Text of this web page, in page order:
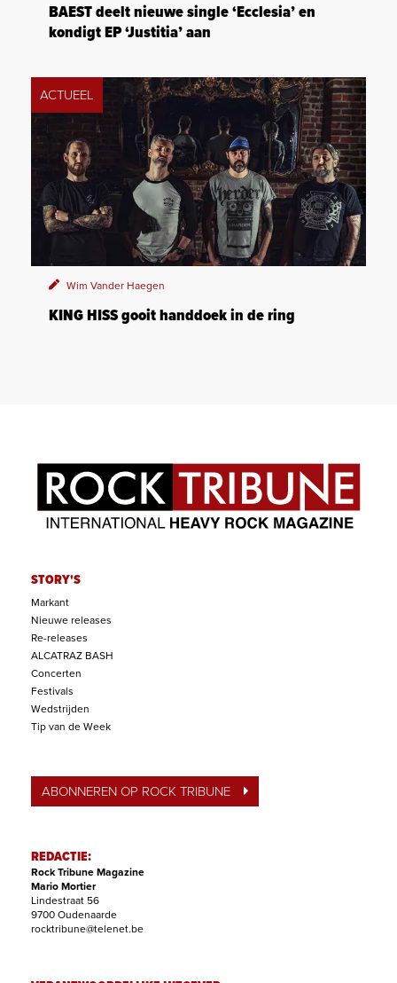
BAEST deelt nieuwe single ‘Ecclesia’ en
kondigt EP ‘Justitia’ aan
ACTUEEL
Wim Vander Haegen
KING HISS gooit handdoek in de ring
STORY'S
Markant
Nieuwe releases
Re-releases
ALCATRAZ BASH
Concerten
Festivals
Wedstrijden
Tip van de Week
ABONNEREN OP ROCK TRIBUNE
REDACTIE:
Rock Tribune Magazine
Mario Mortier
Lindestraat 56
9700 Oudenaarde
rocktribune@telenet.be